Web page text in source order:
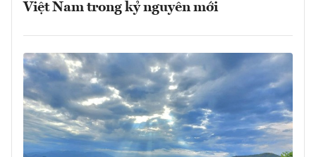
Việt Nam trong kỷ nguyên mới